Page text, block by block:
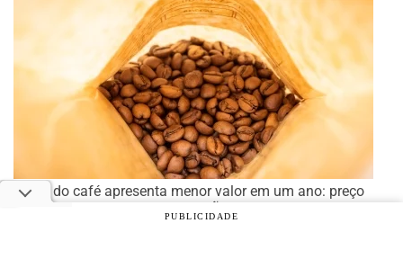
Preço do café apresenta menor valor em um ano: preço
médio diminuiu 21,2% em relação ao ano passado
PUBLICIDADE